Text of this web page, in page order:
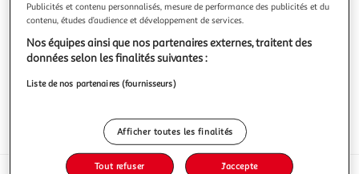
Vous voulez connaître le prix de ce produit ?
Afficher le prix
Frais
Publicités et contenu personnalisés, mesure de performance des publicités et du
contenu, études d’audience et développement de services.
Nos équipes ainsi que nos partenaires externes, traitent des
données selon les finalités suivantes :
Liste de nos partenaires (fournisseurs)
Afficher toutes les finalités
Tout refuser J'accepte